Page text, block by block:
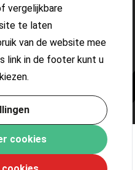
vergelijkbare
te laten
van de website mee
link in de footer kunt u
cookies